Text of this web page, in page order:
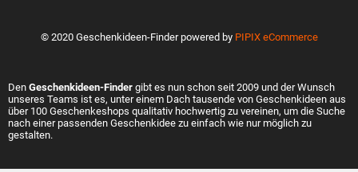
© 2020 Geschenkideen-Finder powered by PIPIX eCommerce
Den Geschenkideen-Finder gibt es nun schon seit 2009 und der Wunsch
unseres Teams ist es, unter einem Dach tausende von Geschenkideen aus
über 100 Geschenkeshops qualitativ hochwertig zu vereinen, um die Suche
nach einer passenden Geschenkidee zu einfach wie nur möglich zu
gestalten.